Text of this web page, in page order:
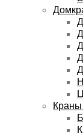
Краны